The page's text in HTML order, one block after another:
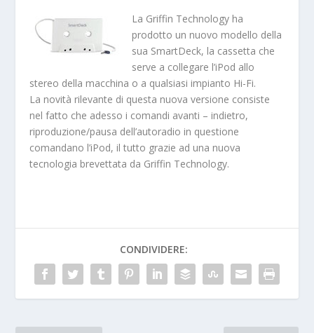
La Griffin Technology ha
prodotto un nuovo modello della
sua SmartDeck, la cassetta che
serve a collegare l’iPod allo
stereo della macchina o a qualsiasi impianto Hi-Fi.
La novità rilevante di questa nuova versione consiste
nel fatto che adesso i comandi avanti – indietro,
riproduzione/pausa dell’autoradio in questione
comandano l’iPod, il tutto grazie ad una nuova
tecnologia brevettata da Griffin Technology.
CONDIVIDERE: